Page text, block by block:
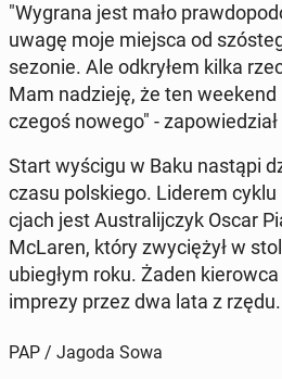
"Wygrana jest mało
uwagę moje miejsca od
sezonie. Ale od­kry­łem kilka
Mam na­dzie­ję, że ten
czegoś nowego" -
Start wyścigu w Baku nastąpi
czasu pol­skie­go. Liderem
cjach jest Au­stra­lij­czyk Oscar
McLaren, który zwy­cię­żył w
ubie­głym roku. Żaden
imprezy przez dwa lata z rzędu.
PAP / Jagoda Sowa